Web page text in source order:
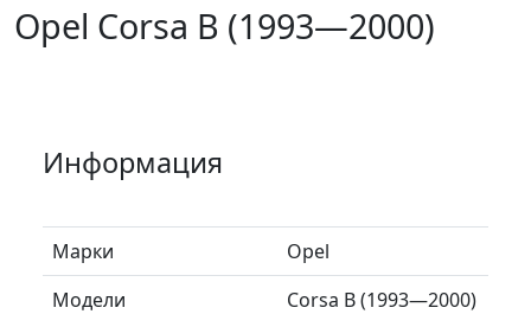
Opel Corsa B (1993—2000)
Информация
Марки
Opel
Модели
Corsa B (1993—2000)